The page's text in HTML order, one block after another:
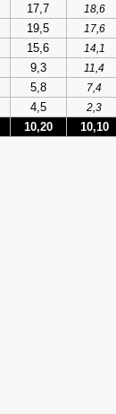
17,7
18,6
19,5
17,6
15,6
14,1
9,3
11,4
5,8
7,4
4,5 2,3
10,20 10,10